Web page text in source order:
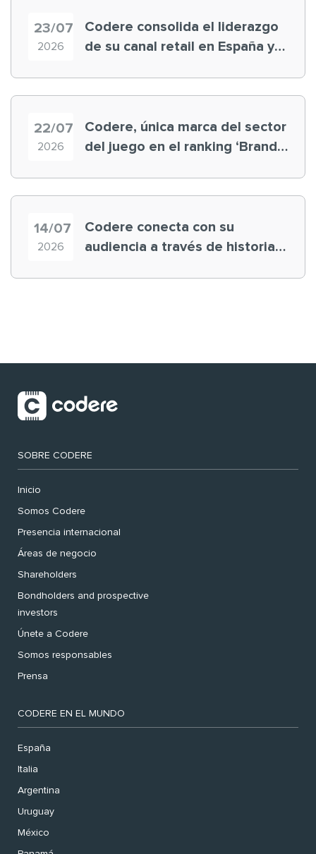
23/07
2026
Codere consolida el liderazgo
de su canal retail en España y
22/07
2026
Codere, única marca del sector
del juego en el ranking ‘Brand
14/07
2026
Codere conecta con su
audiencia a través de historias
SOBRE CODERE
Inicio
Somos Codere
Presencia internacional
Áreas de negocio
Shareholders
Bondholders and prospective
investors
Únete a Codere
Somos responsables
Prensa
CODERE EN EL MUNDO
España
Italia
Argentina
Uruguay
México